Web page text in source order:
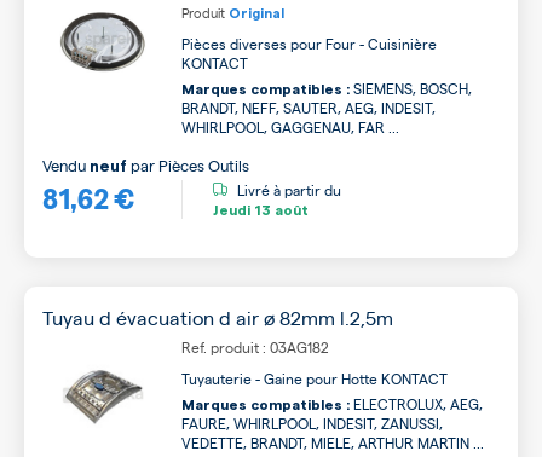
Produit Original
Pièces diverses pour Four - Cuisinière
KONTACT
Marques compatibles : SIEMENS, BOSCH,
BRANDT, NEFF, SAUTER, AEG, INDESIT,
WHIRLPOOL, GAGGENAU, FAR ...
81,62 €
Vendu neuf par Pièces Outils
Livré à partir du
Jeudi 13 août
Tuyau d évacuation d air ø 82mm l.2,5m
Ref. produit : 03AG182
Tuyauterie - Gaine pour Hotte KONTACT
Marques compatibles : ELECTROLUX, AEG,
FAURE, WHIRLPOOL, INDESIT, ZANUSSI,
VEDETTE, BRANDT, MIELE, ARTHUR MARTIN ...